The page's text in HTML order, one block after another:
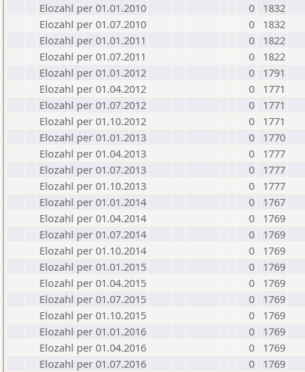
Elozahl per 01.01.2010
0
1832
Elozahl per 01.07.2010
0
1832
Elozahl per 01.01.2011
0
1822
Elozahl per 01.07.2011
0
1822
Elozahl per 01.01.2012
0
1791
Elozahl per 01.04.2012
0
1771
Elozahl per 01.07.2012
0
1771
Elozahl per 01.10.2012
0
1771
Elozahl per 01.01.2013
0
1770
Elozahl per 01.04.2013
0
1777
Elozahl per 01.07.2013
0
1777
Elozahl per 01.10.2013
0
1777
Elozahl per 01.01.2014
0
1767
Elozahl per 01.04.2014
0
1769
Elozahl per 01.07.2014
0
1769
Elozahl per 01.10.2014
0
1769
Elozahl per 01.01.2015
0
1769
Elozahl per 01.04.2015
0
1769
Elozahl per 01.07.2015
0
1769
Elozahl per 01.10.2015
0
1769
Elozahl per 01.01.2016
0
1769
Elozahl per 01.04.2016
0
1769
Elozahl per 01.07.2016
0
1769